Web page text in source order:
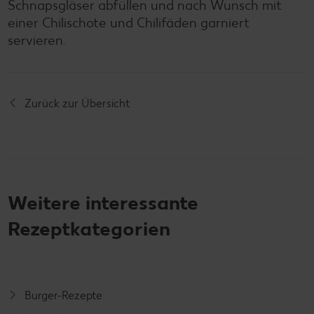
Schnapsgläser abfüllen und nach Wunsch mit
einer Chilischote und Chilifäden garniert
servieren.
Zurück zur Übersicht
Weitere interessante
Rezeptkategorien
Burger-Rezepte